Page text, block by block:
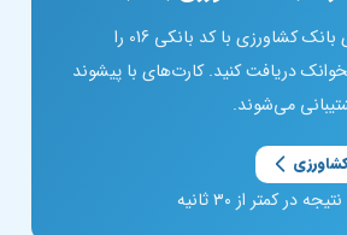
شناسه شبا کارت‌های بانک کشاورزی با کد بانکی 016 را
دریافت کنید. کارت‌های با پیشوند
از ۳۰ ثانیه